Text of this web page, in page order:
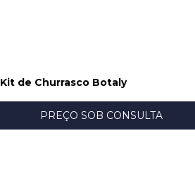
Kit de Churrasco Botaly
PREÇO SOB CONSULTA